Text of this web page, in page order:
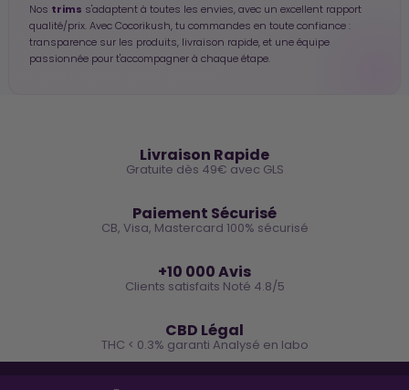
Nos trims s'adaptent à toutes les envies, avec un excellent rapport
qualité/prix. Avec Cocorikush, tu commandes en toute confiance :
transparence sur les produits, livraison rapide, et une équipe
passionnée pour t'accompagner à chaque étape.
Livraison Rapide
Gratuite dès 49€ avec GLS
Paiement Sécurisé
CB, Visa, Mastercard 100% sécurisé
+10 000 Avis
Clients satisfaits Noté 4.8/5
CBD Légal
THC < 0.3% garanti Analysé en labo